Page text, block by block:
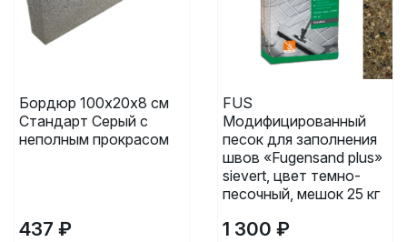
Бордюр 100х20х8 см
Стандарт Серый с
неполным прокрасом
437 ₽
FUS
Модифицированный
песок для заполнения
швов «Fugensand plus»
sievert, цвет темно-
песочный, мешок 25 кг
1 300 ₽